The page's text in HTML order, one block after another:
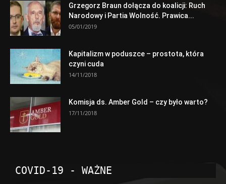
Grzegorz Braun dołącza do koalicji: Ruch
Narodowy i Partia Wolność. Prawica...
05/01/2019
Kapitalizm w poduszce – prostota, która
czyni cuda
14/11/2018
Komisja ds. Amber Gold – czy było warto?
17/11/2018
COVID-19 - WAŻNE